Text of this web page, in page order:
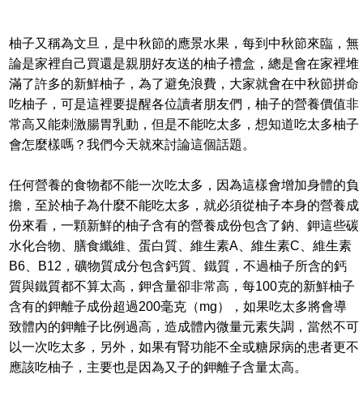
柚子又稱為文旦，是中秋節的應景水果，每到中秋節來臨，無
論是家裡自己買還是親朋好友送的柚子禮盒，總是會在家裡堆
滿了許多的新鮮柚子，為了避免浪費，大家就會在中秋節拼命
吃柚子，可是這裡要提醒各位讀者朋友們，柚子的營養價值非
常高又能刺激腸胃乳動，但是不能吃太多，想知道吃太多柚子
會怎麼樣嗎？我們今天就來討論這個話題。
任何營養的食物都不能一次吃太多，因為這樣會增加身體的負
擔，至於柚子為什麼不能吃太多，就必須從柚子本身的營養成
份來看，一顆新鮮的柚子含有的營養成份包含了鈉、鉀這些碳
水化合物、膳食纖維、蛋白質、維生素A、維生素C、維生素
B6、B12，礦物質成分包含鈣質、鐵質，不過柚子所含的鈣
質與鐵質都不算太高，鉀含量卻非常高，每100克的新鮮柚子
含有的鉀離子成份超過200毫克（mg），如果吃太多將會導
致體內的鉀離子比例過高，造成體內微量元素失調，當然不可
以一次吃太多，另外，如果有腎功能不全或糖尿病的患者更不
應該吃柚子，主要也是因為又子的鉀離子含量太高。